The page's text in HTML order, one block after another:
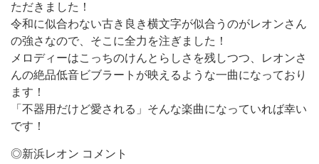
ただきました！
令和に似合わない古き良き横文字が似合うのがレオンさん
の強さなので、そこに全力を注ぎました！
メロディーはこっちのけんとらしさを残しつつ、レオンさ
んの絶品低音ビブラートが映えるような一曲になっており
ます！
「不器用だけど愛される」そんな楽曲になっていれば幸い
です！
◎新浜レオン コメント